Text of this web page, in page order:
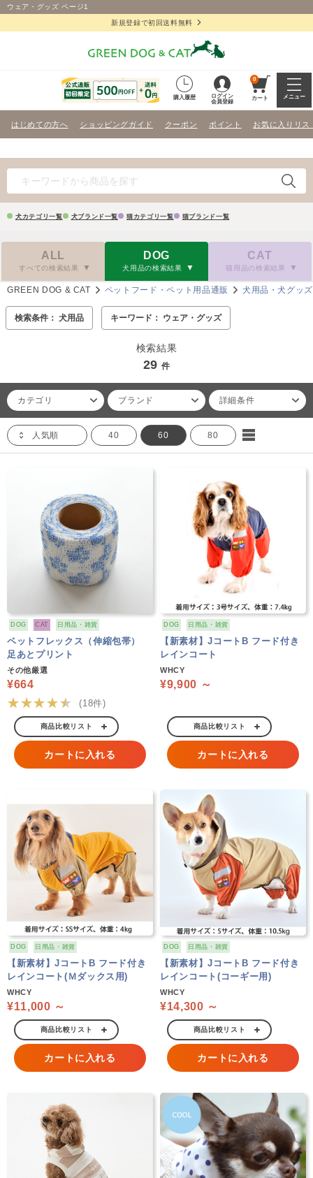
ウェア・グッズ ページ1
新規登録で初回送料無料
購入履歴
ログイン
会員登録
0
カート メニュー
はじめての方へ ショッピングガイド クーポン ポイント お気に入りリス
犬カテゴリ一覧 犬ブランド一覧 猫カテゴリ一覧 猫ブランド一覧
ALL
すべての検索結果
DOG
犬用品の検索結果
CAT
猫用品の検索結果
GREEN DOG & CAT ペットフード・ペット用品通販 犬用品・犬グッズ
検索条件： 犬用品 キーワード： ウェア・グッズ
検索結果
29 件
カテゴリ ブランド 詳細条件
人気順 40 60 80
DOG CAT 日用品・雑貨
ペットフレックス（伸縮包帯）
足あとプリント
その他厳選
¥664
★★★★★ (18件)
商品比較リスト
カートに入れる
DOG 日用品・雑貨
【新素材】JコートB フード付き
レインコート
WHCY
¥9,900 ～
商品比較リスト
カートに入れる
DOG 日用品・雑貨
【新素材】JコートB フード付き
レインコート(Ｍダックス用)
WHCY
¥11,000 ～
商品比較リスト
カートに入れる
DOG 日用品・雑貨
【新素材】JコートB フード付き
レインコート(コーギー用)
WHCY
¥14,300 ～
商品比較リスト
カートに入れる